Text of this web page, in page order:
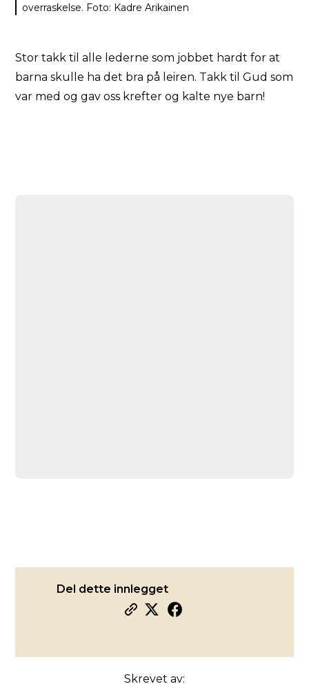
overraskelse. Foto: Kadre Arikainen
Stor takk til alle lederne som jobbet hardt for at
barna skulle ha det bra på leiren. Takk til Gud som
var med og gav oss krefter og kalte nye barn!
Del dette innlegget
Skrevet av: